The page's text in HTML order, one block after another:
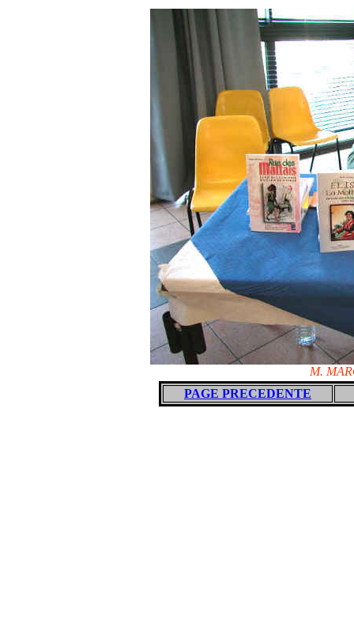
M.
PAGE PRECEDENTE